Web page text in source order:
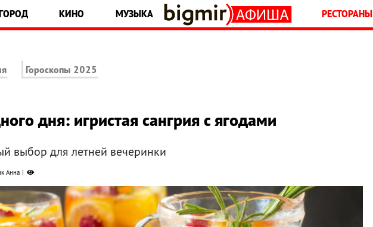
КИНО МУЗЫКА РЕСТОРАНЫ
Гороскопы 2025
дня: игристая сангрия с ягодами
выбор для летней вечеринки
Анна